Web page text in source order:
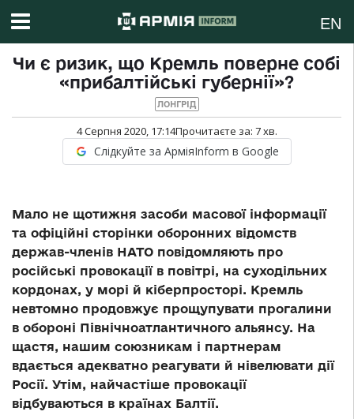
EN
Чи є ризик, що Кремль поверне собі
«прибалтійські губернії»?
ЛОНГРІД
4 Серпня 2020, 17:14Прочитаєте за: 7хв.
Слідкуйте за АрміяInform в Google
Мало не щотижня засоби масової інформації
та офіційні сторінки оборонних відомств
держав-членів НАТО повідомляють про
російські провокації в повітрі, на суходільних
кордонах, у морі й кіберпросторі. Кремль
невтомно продовжує прощупувати прогалини
в обороні Північноатлантичного альянсу. На
щастя, нашим союзникам і партнерам
вдається адекватно реагувати й нівелювати дії
Росії. Утім, найчастіше провокації
відбуваються в країнах Балтії.